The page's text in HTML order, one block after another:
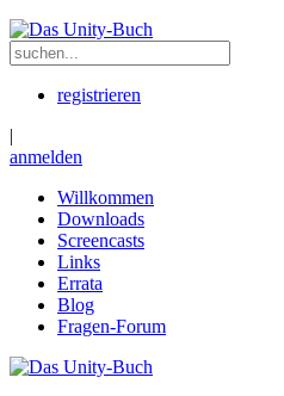
registrieren
|
anmelden
Willkommen
Downloads
Screencasts
Links
Errata
Blog
Fragen-Forum